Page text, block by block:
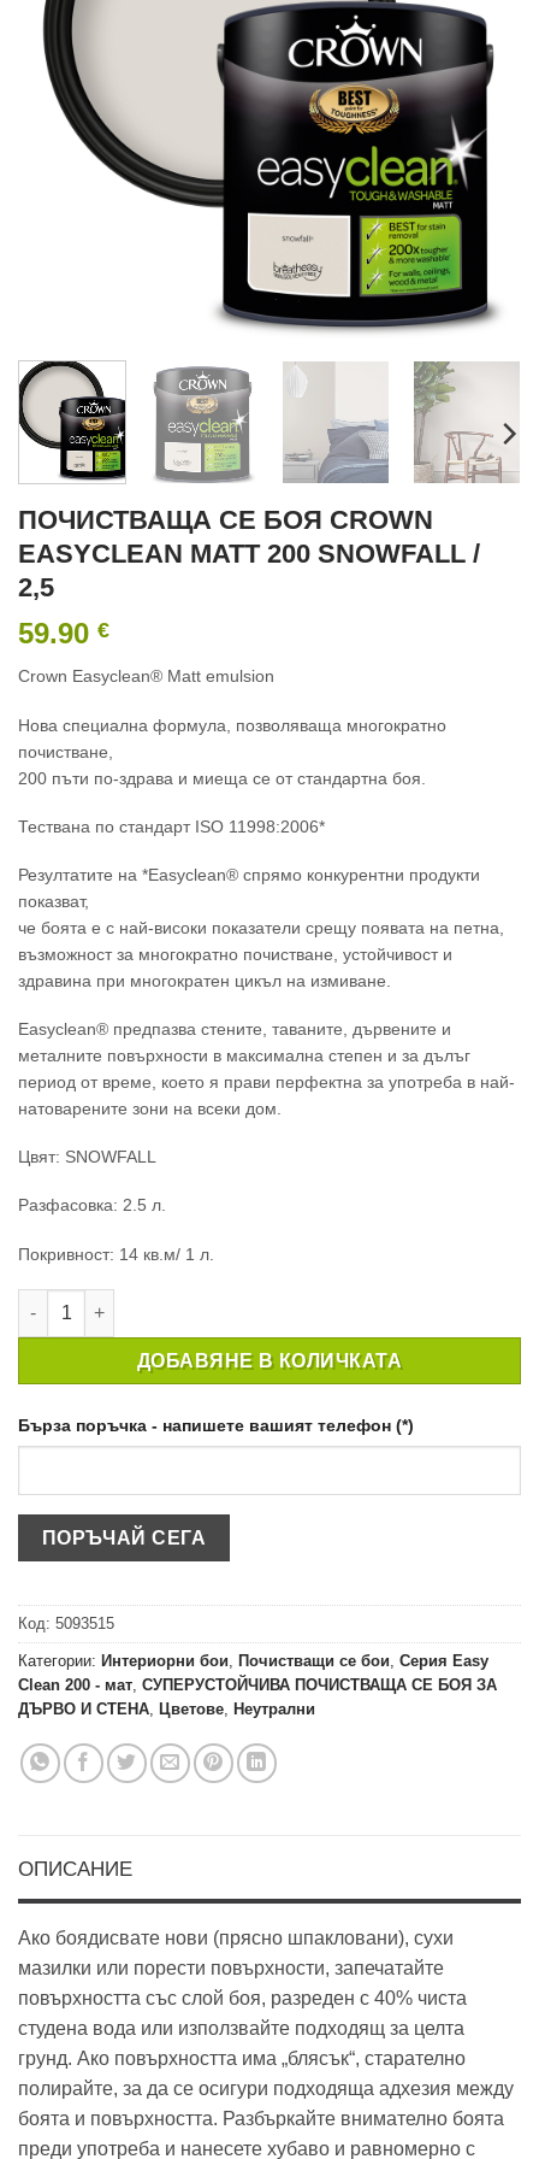
ПОЧИСТВАЩА СЕ БОЯ CROWN
EASYCLEAN MATT 200 SNOWFALL /
2,5
59.90 €
Crown Easyclean® Matt emulsion
Нова специална формула, позволяваща многократно
почистване,
200 пъти по-здрава и миеща се от стандартна боя.
Тествана по стандарт ISO 11998:2006*
Резултатите на *Easyclean® спрямо конкурентни продукти
показват,
че боята е с най-високи показатели срещу появата на петна,
възможност за многократно почистване, устойчивост и
здравина при многократен цикъл на измиване.
Easyclean® предпазва стените, таваните, дървените и
металните повърхности в максимална степен и за дълъг
период от време, което я прави перфектна за употреба в най-
натоварените зони на всеки дом.
Цвят: SNOWFALL
Разфасовка: 2.5 л.
Покривност: 14 кв.м/ 1 л.
количество за ПОЧИСТВАЩА СЕ БОЯ CROWN EASYCLEAN
ДОБАВЯНЕ В КОЛИЧКАТА
Бърза поръчка - напишете вашият телефон (*)
Код: 5093515
Категории: Интериорни бои Почистващи се бои Серия Easy
Clean 200 - мат СУПЕРУСТОЙЧИВА ПОЧИСТВАЩА СЕ БОЯ ЗА
ДЪРВО И СТЕНА
Цветове Неутрални
ОПИСАНИЕ
Ако боядисвате нови (прясно шпакловани), сухи
мазилки или порести повърхности, запечатайте
повърхността със слой боя, разреден с 40% чиста
студена вода или използвайте подходящ за целта
грунд. Ако повърхността има „блясък“, старателно
полирайте, за да се осигури подходяща адхезия между
боята и повърхността. Разбъркайте внимателно боята
преди употреба и нанесете хубаво и равномерно с